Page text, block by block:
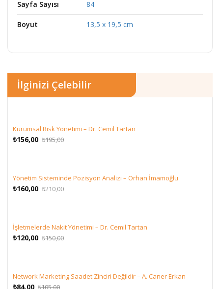
Sayfa Sayısı 84
Boyut 13,5 x 19,5 cm
İlginizi Çelebilir
Kurumsal Risk Yönetimi – Dr. Cemil Tartan
₺195,00Orijinal
₺156,00
Şu
Yönetim Sisteminde Pozisyon Analizi – Orhan İmamoğlu
₺210,00Orijinal
₺160,00
Şu
İşletmelerde Nakit Yönetimi – Dr. Cemil Tartan
₺150,00Orijinal
₺120,00
Şu
Network Marketing Saadet Zinciri Değildir – A. Caner Erkan
₺105,00Orijinal
₺84,00 Şu